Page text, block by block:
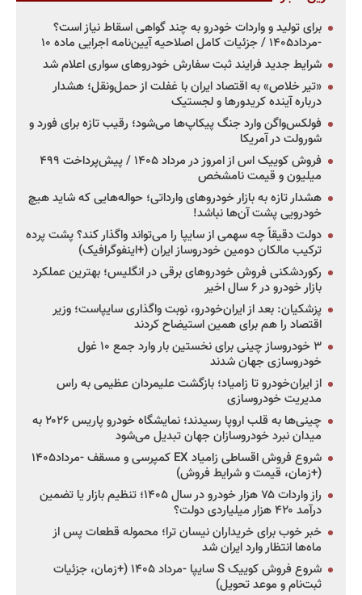
برای تولید و واردات خودرو به چند گواهی اسقاط نیاز است؟
-مرداد۱۴۰۵ / جزئیات کامل اصلاحیه آیین‌نامه اجرایی ماده ۱۰
شرایط جدید فرایند ثبت سفارش خودروهای سواری اعلام شد
«تیر خلاص» به اقتصاد ایران با غفلت از حمل‌ونقل؛ هشدار
درباره آینده کریدورها و لجستیک
فولکس‌واگن وارد جنگ پیکاپ‌ها می‌شود؛ رقیب تازه برای فورد و
شورولت در آمریکا
فروش کوییک اس از امروز در مرداد ۱۴۰۵ / پیش‌پرداخت ۴۹۹
میلیون و قیمت نامشخص
هشدار تازه به بازار خودروهای وارداتی؛ حواله‌هایی که شاید هیچ
خودرویی پشت آن‌ها نباشد!
دولت دقیقاً چه سهمی از سایپا را می‌تواند واگذار کند؟ پشت پرده
ترکیب مالکان دومین خودروساز ایران (+اینفوگرافیک)
رکوردشکنی فروش خودروهای برقی در انگلیس؛ بهترین عملکرد
بازار خودرو در ۶ سال اخیر
پزشکیان: بعد از ایران‌خودرو، نوبت واگذاری سایپاست؛ وزیر
اقتصاد را هم برای همین استیضاح کردند
۳ خودروساز چینی برای نخستین بار وارد جمع ۱۰ غول
خودروسازی جهان شدند
از ایران‌خودرو تا زامیاد؛ بازگشت علیمردان عظیمی به راس
مدیریت خودروسازی
چینی‌ها به قلب اروپا رسیدند؛ نمایشگاه خودرو پاریس ۲۰۲۶ به
میدان نبرد خودروسازان جهان تبدیل می‌شود
شروع فروش اقساطی زامیاد EX کمپرسی و مسقف -مرداد۱۴۰۵
(+زمان، قیمت و شرایط فروش)
راز واردات ۷۵ هزار خودرو در سال ۱۴۰۵؛ تنظیم بازار یا تضمین
درآمد ۴۲۰ هزار میلیاردی دولت؟
خبر خوب برای خریداران نیسان ترا؛ محموله قطعات پس از
ماه‌ها انتظار وارد ایران شد
شروع فروش کوییک S سایپا -مرداد ۱۴۰۵ (+زمان، جزئیات
ثبت‌نام و موعد تحویل)